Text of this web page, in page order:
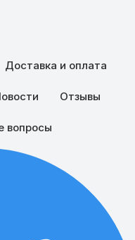
Доставка и оплата
Отзывы
вопросы